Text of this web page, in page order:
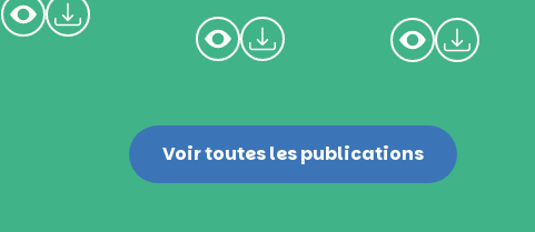
Voir toutes les publications